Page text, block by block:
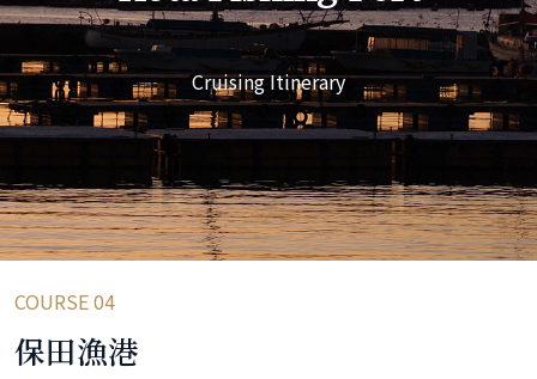
Cruising Itinerary
COURSE 04
保田漁港